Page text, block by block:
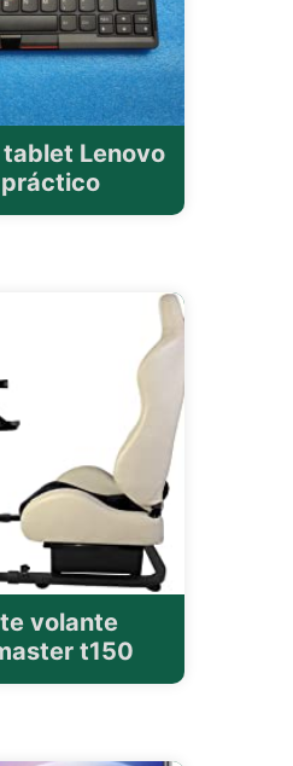
Lenovo
volante
t150